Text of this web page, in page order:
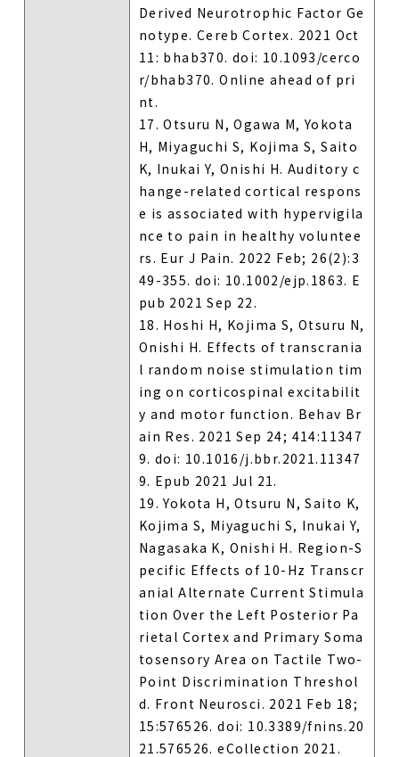
Derived Neurotrophic Factor Ge
notype. Cereb Cortex. 2021 Oct
11: bhab370. doi: 10.1093/cerco
r/bhab370. Online ahead of pri
nt.
17. Otsuru N, Ogawa M, Yokota
H, Miyaguchi S, Kojima S, Saito
K, Inukai Y, Onishi H. Auditory c
hange-related cortical respons
e is associated with hypervigila
nce to pain in healthy voluntee
rs. Eur J Pain. 2022 Feb; 26(2):3
49-355. doi: 10.1002/ejp.1863. E
pub 2021 Sep 22.
18. Hoshi H, Kojima S, Otsuru N,
Onishi H. Effects of transcrania
l random noise stimulation tim
ing on corticospinal excitabilit
y and motor function. Behav Br
ain Res. 2021 Sep 24; 414:11347
9. doi: 10.1016/j.bbr.2021.11347
9. Epub 2021 Jul 21.
19. Yokota H, Otsuru N, Saito K,
Kojima S, Miyaguchi S, Inukai Y,
Nagasaka K, Onishi H. Region-S
pecific Effects of 10-Hz Transcr
anial Alternate Current Stimula
tion Over the Left Posterior Pa
rietal Cortex and Primary Soma
tosensory Area on Tactile Two-
Point Discrimination Threshol
d. Front Neurosci. 2021 Feb 18;
15:576526. doi: 10.3389/fnins.20
21.576526. eCollection 2021.